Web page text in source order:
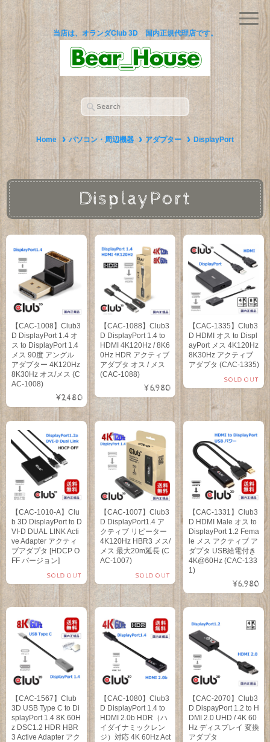
当店は、オランダClub 3D 国内正規代理店です。
Home パソコン・周辺機器 アダプター DisplayPort
DisplayPort
【CAC-1008】Club3
D DisplayPort 1.4 オ
ス to DisplayPort 1.4
メス 90度 アングル
アダプター 4K120Hz
8K30Hz オス/メス (C
AC-1008)
¥2,480
【CAC-1088】Club3
D DisplayPort 1.4 to
HDMI 4K120Hz / 8K6
0Hz HDR アクティブ
アダプタ オス / メス
(CAC-1088)
¥6,980
【CAC-1335】Club3
D HDMI オス to Displ
ayPort メス 4K120Hz
8K30Hz アクティブ
アダプタ (CAC-1335)
SOLD OUT
【CAC-1010-A】Clu
b 3D DisplayPort to D
VI-D DUAL LINK Acti
ve Adapter アクティ
ブアダプタ [HDCP O
FF バージョン]
SOLD OUT
【CAC-1007】Club3
D DisplayPort1.4 ア
クティブ リピーター
4K120Hz HBR3 メス/
メス 最大20m延長 (C
AC-1007)
SOLD OUT
【CAC-1331】Club3
D HDMI Male オス to
DisplayPort 1.2 Fema
le メス アクティブ ア
ダプタ USB給電付き
4K@60Hz (CAC-133
1)
¥6,980
【CAC-1567】Club
3D USB Type C to Di
splayPort 1.4 8K 60H
z DSC1.2 HDR HBR
3 Active Adapter アク
【CAC-1080】Club3
D DisplayPort 1.4 to
HDMI 2.0b HDR（ハ
イダイナミックレン
ジ）対応 4K 60Hz Act
【CAC-2070】Club3
D DispayPort 1.2 to H
DMI 2.0 UHD / 4K 60
Hz ディスプレイ 変換
アダプタ